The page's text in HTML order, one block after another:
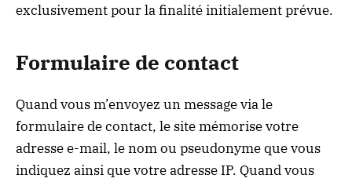
exclusivement pour la finalité initialement prévue.
Formulaire de contact
Quand vous m’envoyez un message via le
formulaire de contact, le site mémorise votre
adresse e-mail, le nom ou pseudonyme que vous
indiquez ainsi que votre adresse IP. Quand vous